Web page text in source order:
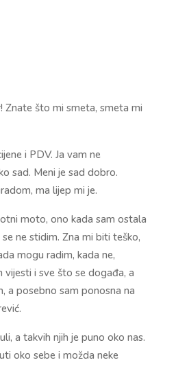
Znate što mi smeta, smeta mi
i PDV. Ja vam ne
sad. Meni je sad dobro.
ma lijep mi je.
moto, ono kada sam ostala
ne stidim. Zna mi biti teško,
mogu radim, kada ne,
i sve što se događa, a
a posebno sam ponosna na
a takvih njih je puno oko nas.
oko sebe i možda neke